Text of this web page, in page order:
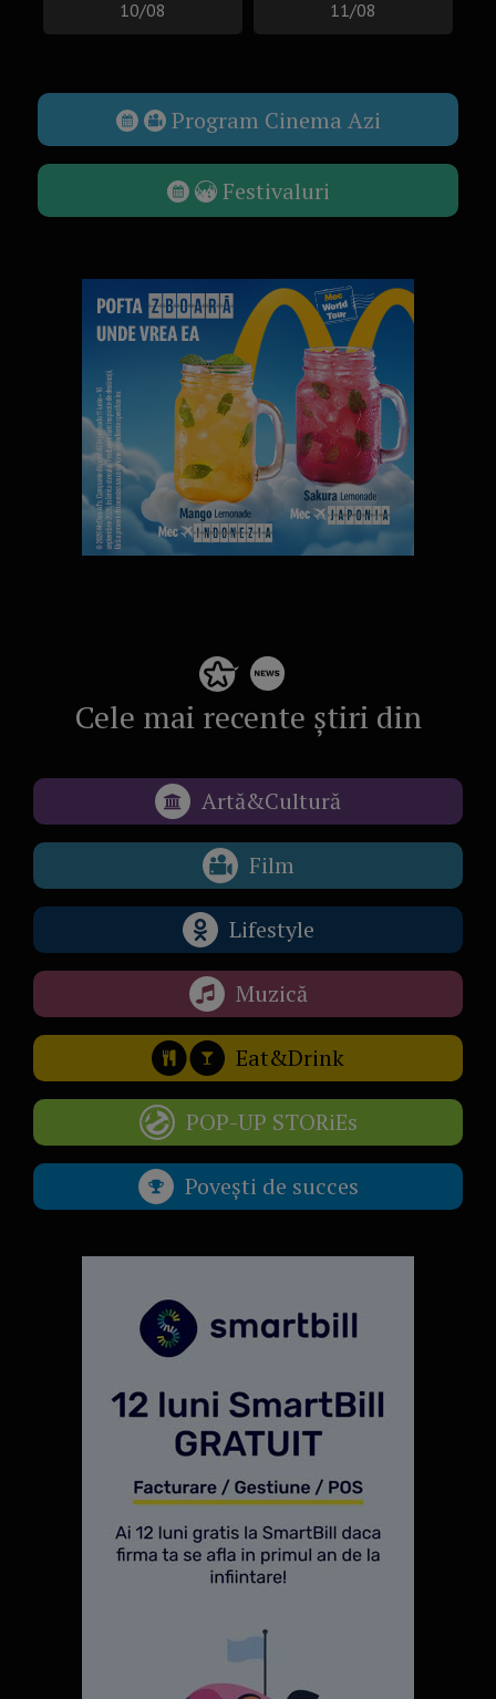
10/08 11/08
Program Cinema Azi
Festivaluri
Cele mai recente știri din
Artă&Cultură
Film
Lifestyle
Muzică
Eat&Drink
POP-UP STORiEs
Povești de succes